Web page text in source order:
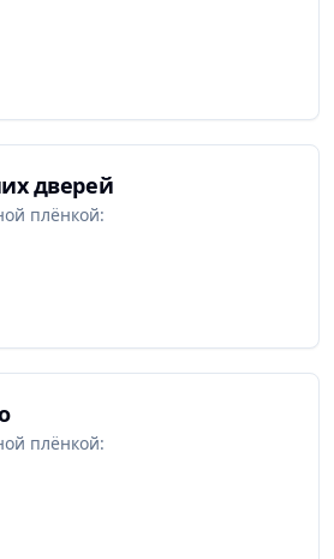
дверей
плёнкой:
плёнкой: